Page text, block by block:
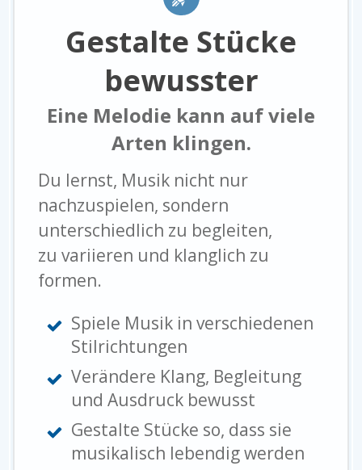
Gestalte Stücke
bewusster
Eine Melodie kann auf viele
Arten klingen.
Du lernst, Musik nicht nur
nachzuspielen, sondern
unterschiedlich zu begleiten,
zu variieren und klanglich zu
formen.
Spiele Musik in verschiedenen
Stilrichtungen
Verändere Klang, Begleitung
und Ausdruck bewusst
Gestalte Stücke so, dass sie
musikalisch lebendig werden